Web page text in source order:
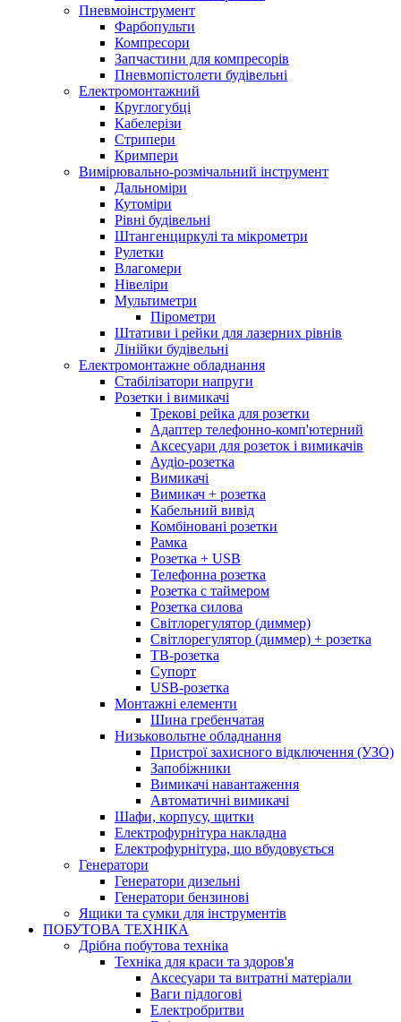
Пневмоінструмент
Фарбопульти
Компресори
Запчастини для компресорів
Пневмопістолети будівельні
Електромонтажний
Круглогубці
Кабелерізи
Стрипери
Кримпери
Вимірювально-розмічальний інструмент
Дальноміри
Кутоміри
Рівні будівельні
Штангенциркулі та мікрометри
Рулетки
Влагомери
Нівеліри
Мультиметри
Пірометри
Штативи і рейки для лазерних рівнів
Лінійки будівельні
Електромонтажне обладнання
Стабілізатори напруги
Розетки і вимикачі
Трекові рейка для розетки
Адаптер телефонно-комп'ютерний
Аксесуари для розеток і вимикачів
Аудіо-розетка
Вимикачі
Вимикач + розетка
Кабельний вивід
Комбіновані розетки
Рамка
Розетка + USB
Телефонна розетка
Розетка с таймером
Розетка силова
Світлорегулятор (диммер)
Світлорегулятор (диммер) + розетка
ТВ-розетка
Супорт
USB-розетка
Монтажні елементи
Шина гребенчатая
Низьковольтне обладнання
Пристрої захисного відключення (УЗО)
Запобіжники
Вимикачі навантаження
Автоматичні вимикачі
Шафи, корпусу, щитки
Електрофурнітура накладна
Електрофурнітура, що вбудовується
Генератори
Генератори дизельні
Генератори бензинові
Ящики та сумки для інструментів
ПОБУТОВА ТЕХНІКА
Дрібна побутова техніка
Техніка для краси та здоров'я
Аксесуари та витратні матеріали
Ваги підлогові
Електробритви